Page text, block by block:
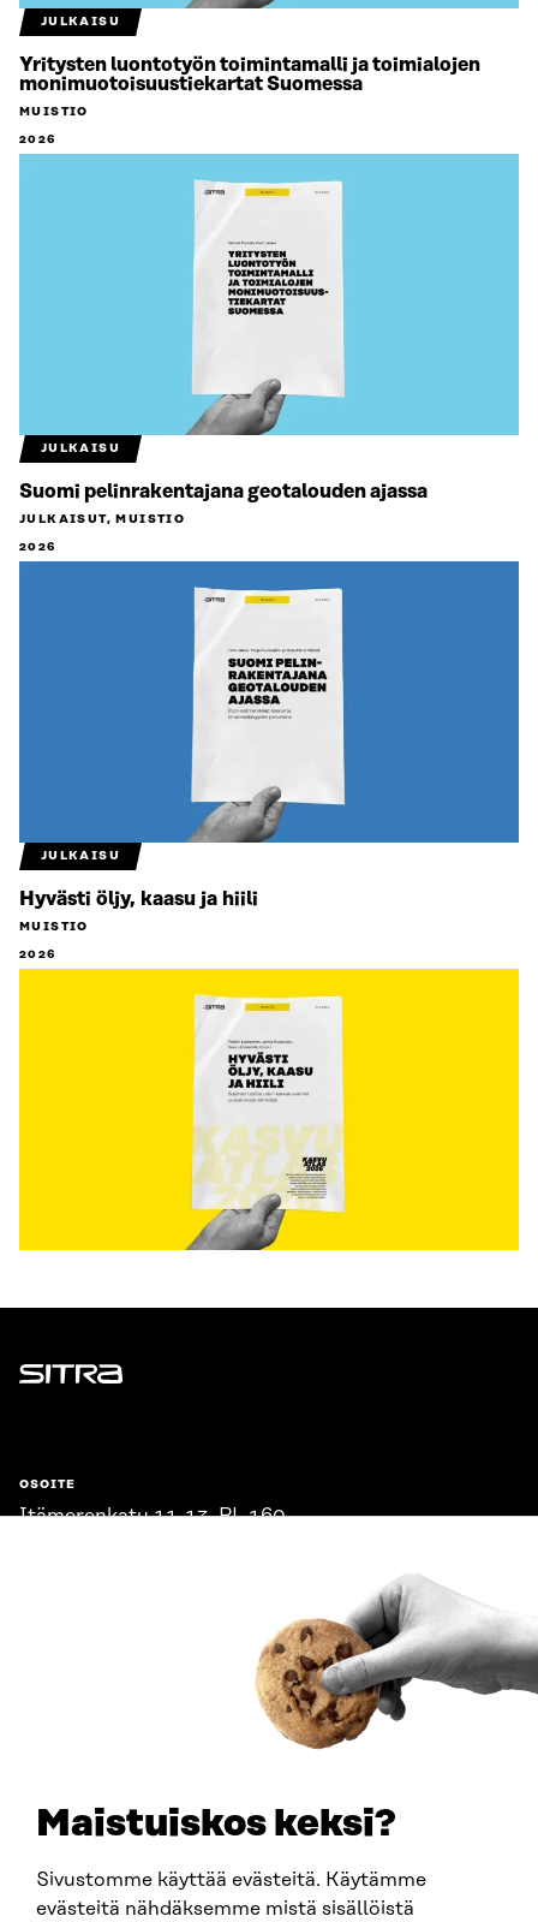
Maistuiskos keksi?
Sivustomme käyttää evästeitä. Käytämme
evästeitä nähdäksemme mistä sisällöistä
JULKAISU
Yritysten luontotyön toimintamalli ja toimialojen
monimuotoisuustiekartat Suomessa
MUISTIO
2026
JULKAISU
Suomi pelinrakentajana geotalouden ajassa
JULKAISUT, MUISTIO
2026
JULKAISU
Hyvästi öljy, kaasu ja hiili
MUISTIO
2026
Sitra
OSOITE
Itämerenkatu 11-13, PL 160,
SITRA SOSIAALISESSA MEDIASSA